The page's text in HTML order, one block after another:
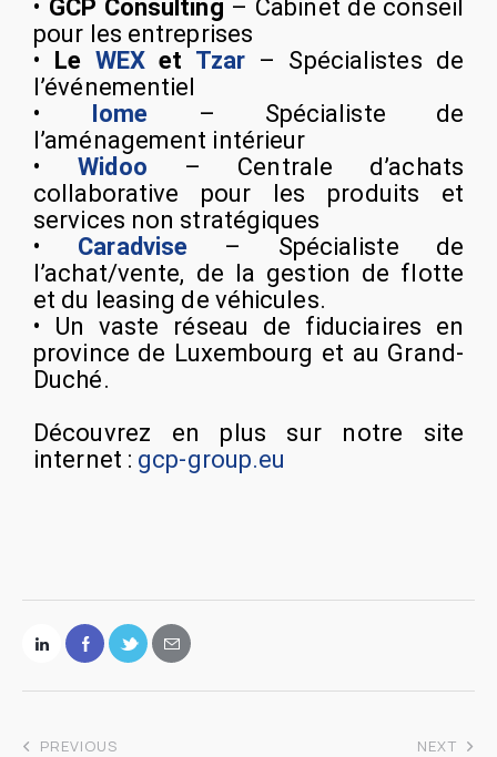
• GCP Consulting – Cabinet de conseil
pour les entreprises
• Le WEXet Tzar– Spécialistes de
l’événementiel
• Iome
– Spécialiste de
l’aménagement intérieur
•Widoo – Centrale d’achats
collaborative pour les produits et
services non stratégiques
• Caradvise – Spécialiste de
l’achat/vente, de la gestion de flotte
et du leasing de véhicules.
• Un vaste réseau de fiduciaires en
province de Luxembourg et au Grand-
Duché.
Découvrez en plus sur notre site
internet : gcp-group.eu
PREVIOUS NEXT